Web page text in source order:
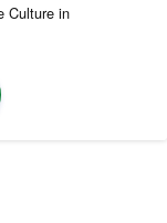
Culture in